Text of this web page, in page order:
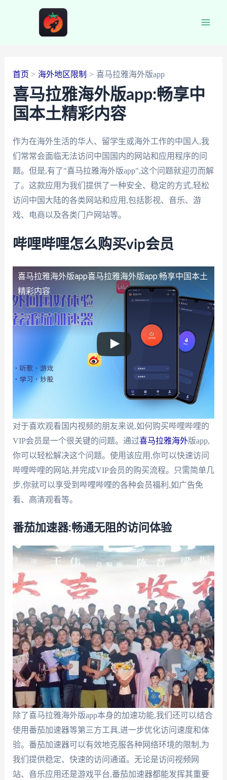
首页 海外地区限制 喜马拉雅海外版app
喜马拉雅海外版app:畅享中
国本土精彩内容
作为在海外生活的华人、留学生或海外工作的中国人,我
们常常会面临无法访问中国国内的网站和应用程序的问
题。但是,有了"喜马拉雅海外版app",这个问题就迎刃而解
了。这款应用为我们提供了一种安全、稳定的方式,轻松
访问中国大陆的各类网站和应用,包括影视、音乐、游
戏、电商以及各类门户网站等。
哔哩哔哩怎么购买vip会员
喜马拉雅海外版app喜马拉雅海外版app:畅享中国本土
精彩内容
对于喜欢观看国内视频的朋友来说,如何购买哔哩哔哩的
VIP会员是一个很关键的问题。通过喜马拉雅海外版app,
你可以轻松解决这个问题。使用该应用,你可以快速访问
哔哩哔哩的网站,并完成VIP会员的购买流程。只需简单几
步,你就可以享受到哔哩哔哩的各种会员福利,如广告免
看、高清观看等。
番茄加速器:畅通无阻的访问体验
除了喜马拉雅海外版app本身的加速功能,我们还可以结合
使用番茄加速器等第三方工具,进一步优化访问速度和体
验。番茄加速器可以有效地克服各种网络环境的限制,为
我们提供稳定、快速的访问通道。无论是访问视频网
站、音乐应用还是游戏平台,番茄加速器都能发挥其重要